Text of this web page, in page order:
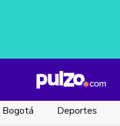
Bogotá Deportes